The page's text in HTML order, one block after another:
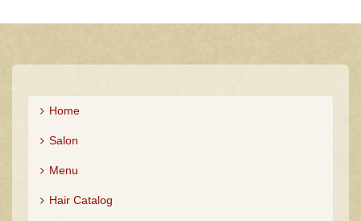
Home
Salon
Menu
Hair Catalog